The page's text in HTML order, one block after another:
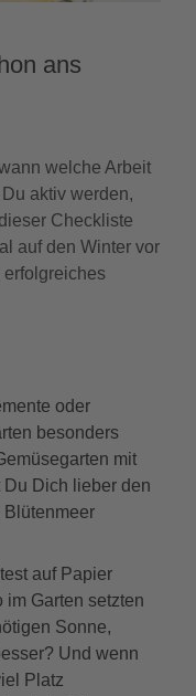
ans
welche Arbeit
aktiv werden,
Checkliste
auf den Winter vor
erfolgreiches
oder
besonders
mit
Dich lieber den
auf Papier
Garten setzten
Sonne,
Und wenn
Platz